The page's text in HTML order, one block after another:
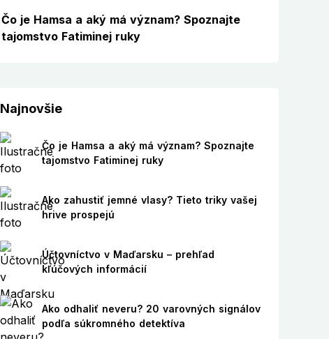
Čo je Hamsa a aký má význam? Spoznajte
tajomstvo Fatiminej ruky
Najnovšie
Čo je Hamsa a aký má význam? Spoznajte
tajomstvo Fatiminej ruky
Ako zahustiť jemné vlasy? Tieto triky vašej
hrive prospejú
Účtovníctvo v Maďarsku – prehľad
kľúčových informácií
Ako odhaliť neveru? 20 varovných signálov
podľa súkromného detektíva